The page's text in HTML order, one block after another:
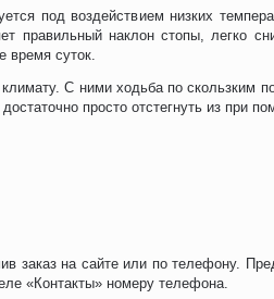
под воздействием низких
правильный наклон стопы, легко
время суток.
С ними ходьба по скользким
просто отстегнуть из при
на сайте или по телефону.
«Контакты» номеру телефона.